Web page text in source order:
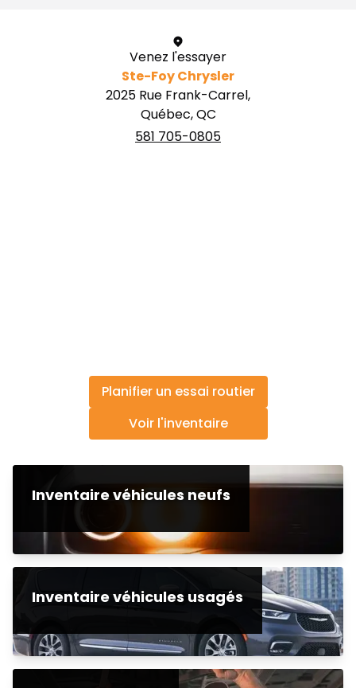
Venez l'essayer
Ste-Foy Chrysler
2025 Rue Frank-Carrel,
Québec, QC
581 705-0805
Planifier un essai routier
Voir l'inventaire
Inventaire véhicules neufs
Inventaire véhicules usagés